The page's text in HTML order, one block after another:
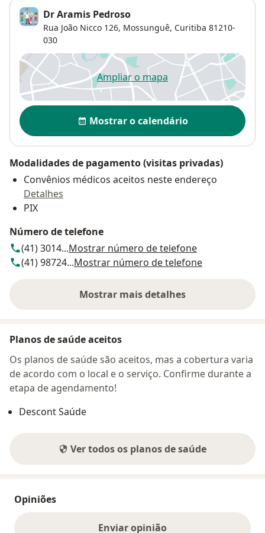
Dr Aramis Pedroso
Rua João Nicco 126, Mossunguê, Curitiba 81210-
030
Ampliar o mapaabre num novo separador
Disponibilidade
Mostrar o calendário
Modalidades de pagamento (visitas privadas)
Convênios médicos aceitos neste endereço
Detalhes
PIX
Número de telefone
(41) 3014...Mostrar número de telefone
(41) 98724...Mostrar número de telefone
Mostrar mais detalhes
sobre o endereço
Planos de saúde aceitos
Os planos de saúde são aceitos, mas a cobertura varia
de acordo com o local e o serviço. Confirme durante a
etapa de agendamento!
Descont Saúde
Ver todos os planos de saúde
Opiniões
Enviar opinião